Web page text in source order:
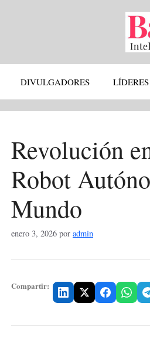
DIVULGADORES LÍDERES
Revolución
Robot
Mundo
enero 3, 2026 por admin
Compartir: